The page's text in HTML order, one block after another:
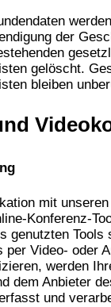
der
gelöscht.
bleiben
mit
Konferenz-
genutzten
per Video- oder
werden
dem Anbieter
und